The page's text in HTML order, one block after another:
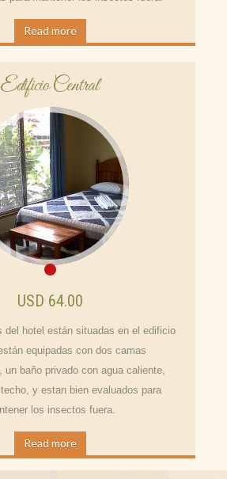
Read more
Edificio Central
USD 64.00
del hotel están situadas en el edificio
equipadas con dos camas
un baño privado con agua caliente,
y estan bien evaluados para
los insectos fuera.
Read more